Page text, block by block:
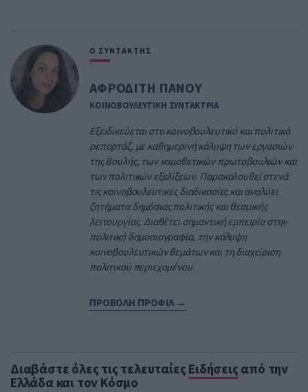
Ο ΣΥΝΤΑΚΤΗΣ
ΑΦΡΟΔΙΤΗ ΠΑΝΟΥ
ΚΟΙΝΟΒΟΥΛΕΥΤΙΚΗ ΣΥΝΤΑΚΤΡΙΑ
Εξειδικεύεται στο κοινοβουλευτικό και πολιτικό
ρεπορτάζ, με καθημερινή κάλυψη των εργασιών
της Βουλής, των νομοθετικών πρωτοβουλιών και
των πολιτικών εξελίξεων. Παρακολουθεί στενά
τις κοινοβουλευτικές διαδικασίες και αναλύει
ζητήματα δημόσιας πολιτικής και θεσμικής
λειτουργίας. Διαθέτει σημαντική εμπειρία στην
πολιτική δημοσιογραφία, την κάλυψη
κοινοβουλευτικών θεμάτων και τη διαχείριση
πολιτικού περιεχομένου.
ΠΡΟΒΟΛΗ ΠΡΟΦΙΛ →
Διαβάστε όλες τις τελευταίες Ειδήσεις από την
Ελλάδα και τον Κόσμο